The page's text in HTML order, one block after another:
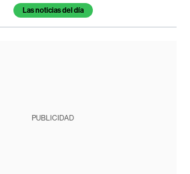
artículoLas noticias del día
PUBLICIDAD